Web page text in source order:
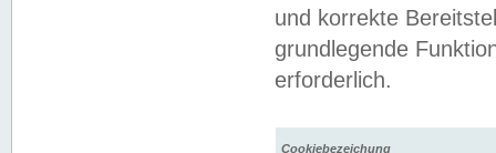
und korrekte
grundlegende
erforderlich.
Cookiebezeichung